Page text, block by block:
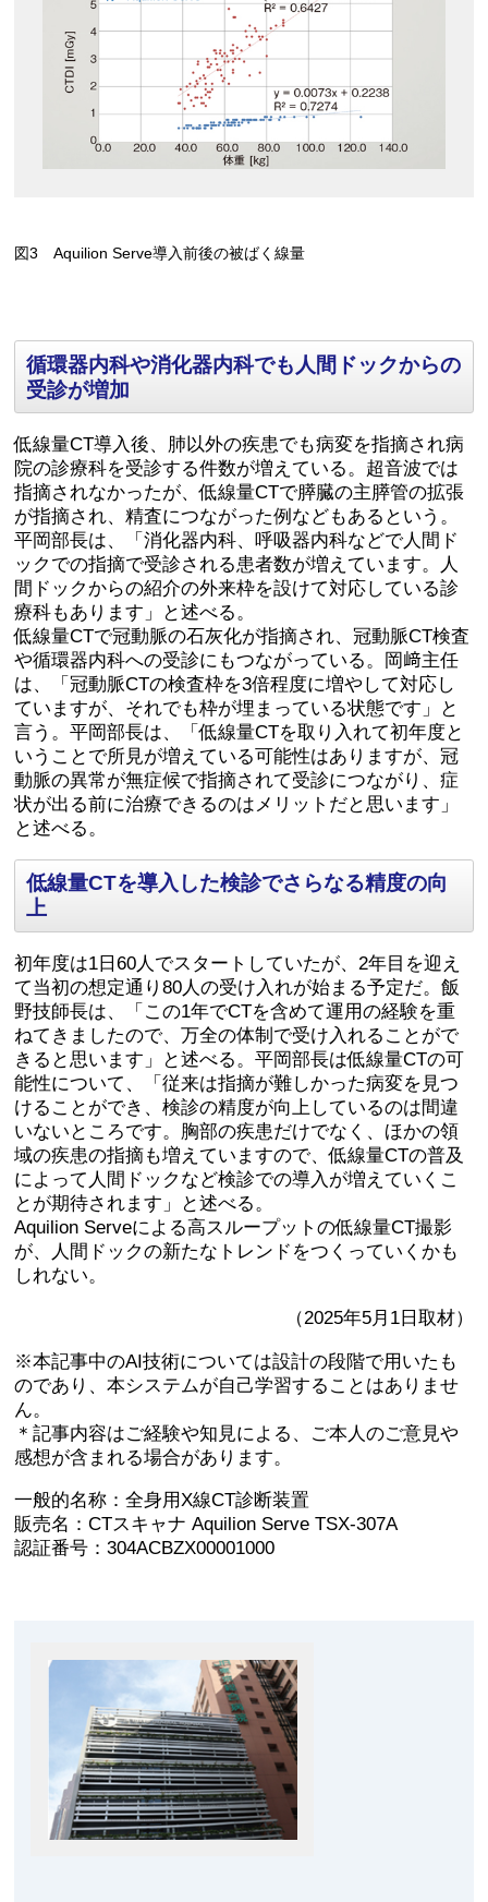
図3 Aquilion Serve導入前後の被ばく線量
循環器内科や消化器内科でも人間ドックからの
受診が増加
低線量CT導入後、肺以外の疾患でも病変を指摘され病
院の診療科を受診する件数が増えている。超音波では
指摘されなかったが、低線量CTで膵臓の主膵管の拡張
が指摘され、精査につながった例などもあるという。
平岡部長は、「消化器内科、呼吸器内科などで人間ド
ックでの指摘で受診される患者数が増えています。人
間ドックからの紹介の外来枠を設けて対応している診
療科もあります」と述べる。
低線量CTで冠動脈の石灰化が指摘され、冠動脈CT検査
や循環器内科への受診にもつながっている。岡﨑主任
は、「冠動脈CTの検査枠を3倍程度に増やして対応し
ていますが、それでも枠が埋まっている状態です」と
言う。平岡部長は、「低線量CTを取り入れて初年度と
いうことで所見が増えている可能性はありますが、冠
動脈の異常が無症候で指摘されて受診につながり、症
状が出る前に治療できるのはメリットだと思います」
と述べる。
低線量CTを導入した検診でさらなる精度の向
上
初年度は1日60人でスタートしていたが、2年目を迎え
て当初の想定通り80人の受け入れが始まる予定だ。飯
野技師長は、「この1年でCTを含めて運用の経験を重
ねてきましたので、万全の体制で受け入れることがで
きると思います」と述べる。平岡部長は低線量CTの可
能性について、「従来は指摘が難しかった病変を見つ
けることができ、検診の精度が向上しているのは間違
いないところです。胸部の疾患だけでなく、ほかの領
域の疾患の指摘も増えていますので、低線量CTの普及
によって人間ドックなど検診での導入が増えていくこ
とが期待されます」と述べる。
Aquilion Serveによる高スループットの低線量CT撮影
が、人間ドックの新たなトレンドをつくっていくかも
しれない。
（2025年5月1日取材）
※本記事中のAI技術については設計の段階で用いたも
のであり、本システムが自己学習することはありませ
ん。
＊記事内容はご経験や知見による、ご本人のご意見や
感想が含まれる場合があります。
一般的名称：全身用X線CT診断装置
販売名：CTスキャナ Aquilion Serve TSX-307A
認証番号：304ACBZX00001000